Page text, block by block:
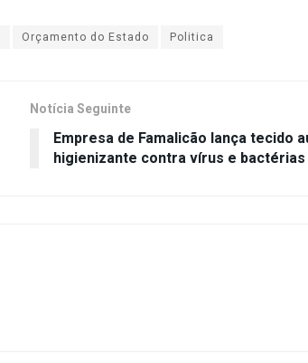
Orçamento do Estado Politica
Notícia Seguinte
Empresa de Famalicão lança tecido
higienizante contra vírus e bactérias